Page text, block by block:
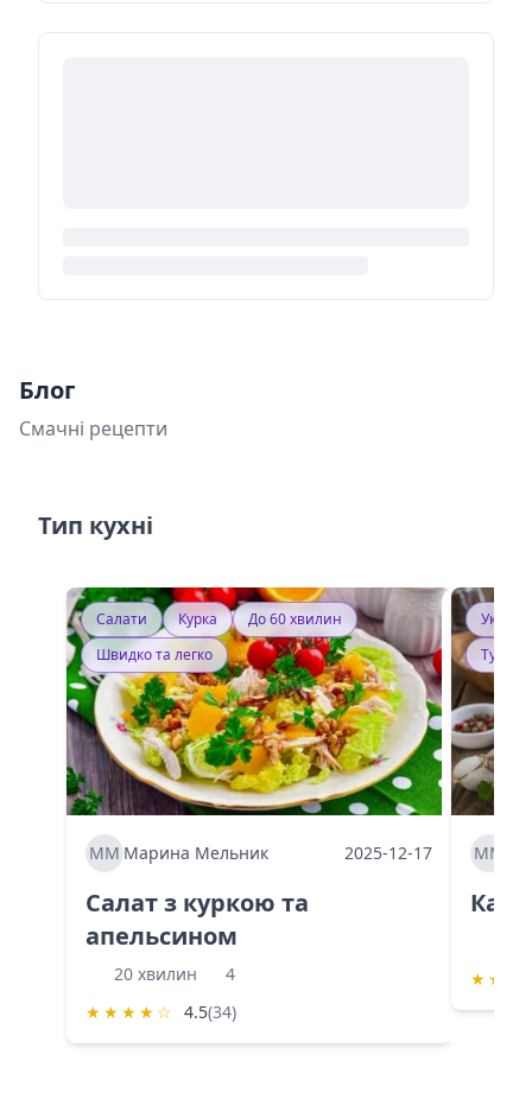
Блог
Смачні рецепти
Тип кухні
Салати Курка
До 60 хвилин
Швидко та легко
ММ Марина Мельник 2025-12-17
Салат з куркою та
апельсином
20 хвилин
4
★ ★ ★ ★ ☆ 4.5(34)
ММ
★ ★